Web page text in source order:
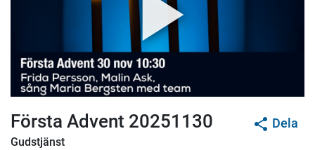
Dela
Första Advent 20251130
Gudstjänst